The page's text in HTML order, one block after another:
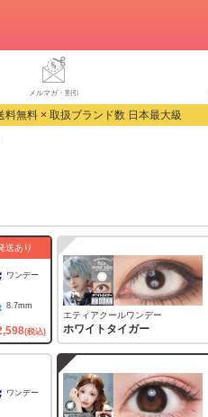
メルマガ・割引
料無料 × 取扱ブランド数 日本最大級
送あり
ワンデー
8.7mm
(税込)
エティアクールワンデー
ホワイトタイガー
ワンデー